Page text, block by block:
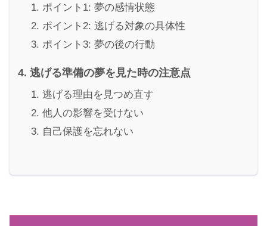
ポイント1: 夢の感情状態
ポイント2: 逃げる対象の具体性
ポイント3: 夢の後の行動
逃げる準備の夢を見た時の注意点
逃げる理由を見つめ直す
他人の影響を受けない
自己保護を忘れない